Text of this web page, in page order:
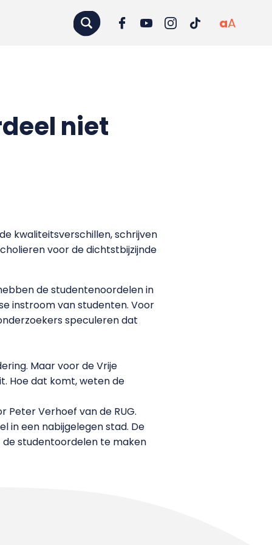
aA
niet
kwaliteitsverschillen, schrijven
voor de dichtstbijzijnde
de studentenoordelen in
instroom van studenten. Voor
speculeren dat
Maar voor de Vrije
Hoe dat komt, weten de
Verhoef van de RUG.
in een nabijgelegen stad. De
de studentoordelen te maken